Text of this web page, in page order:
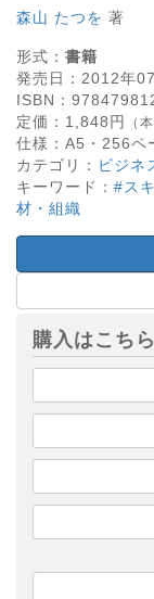
森山 たつを 著
形式： 書籍
発売日： 2012年
ISBN：
定価： 1,848 円 （
仕様： A5・ 256ペ
カテゴリ： ビジネ
キーワード： #ス
材・組織
購入はこちら